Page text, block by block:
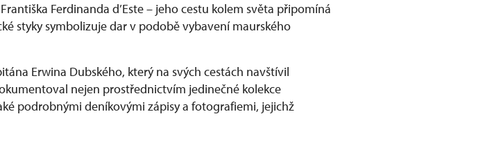
Ferdinanda d’Este – jeho cestu kolem světa připomíná
styky symbolizuje dar v podobě vybavení maurského
Erwina Dubského, který na svých cestách navštívil
nejen prostřednictvím jedinečné kolekce
podrobnými deníkovými zápisy a fotografiemi, jejichž